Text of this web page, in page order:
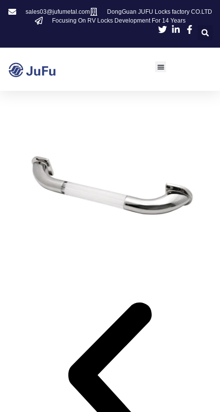
sales03@jufumetal.com
DongGuan JUFU Locks factory CO.LTD
Focusing On RV Locks Development For 14 Years